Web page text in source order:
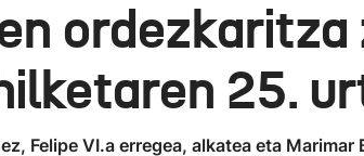
ordezkaritza
25.
Felipe VI.a erregea, alkatea eta